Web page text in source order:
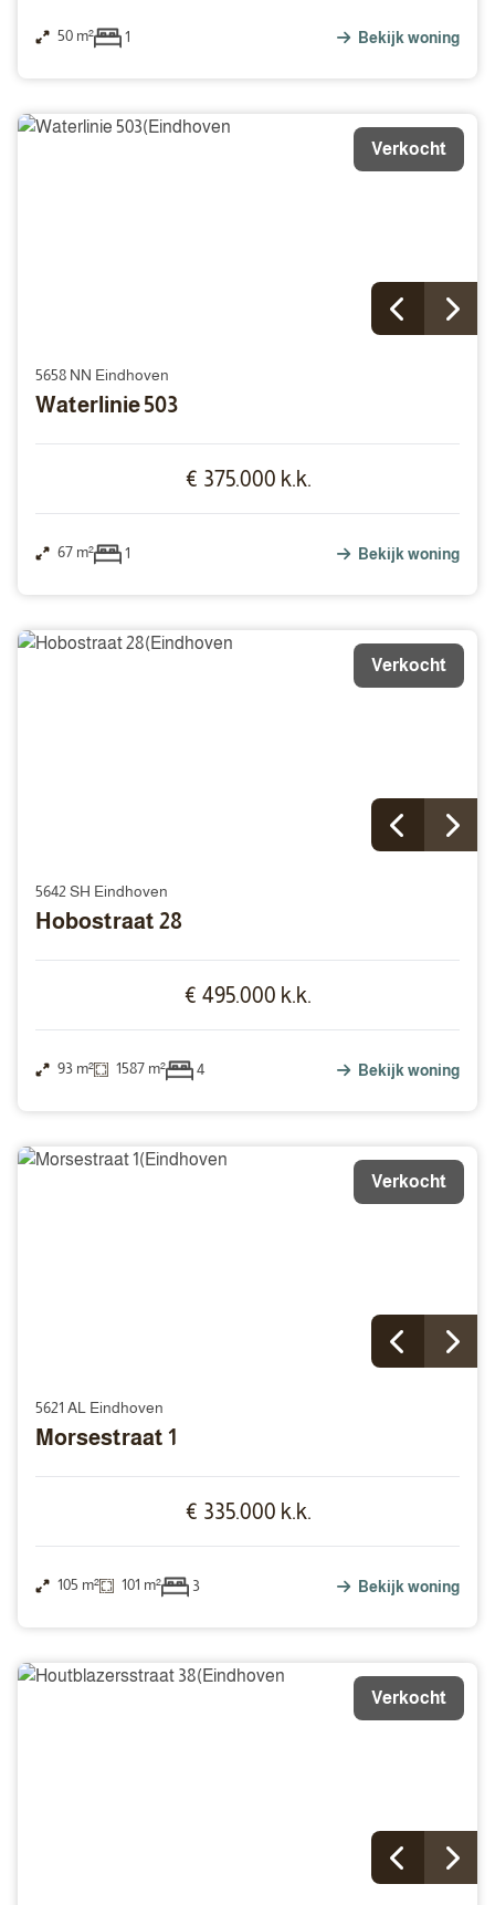
50 m² 1 Bekijk woning
Verkocht
5658 NN Eindhoven
Waterlinie 503
€ 375.000 k.k.
67 m² 1 Bekijk woning
Verkocht
5642 SH Eindhoven
Hobostraat 28
€ 495.000 k.k.
93 m² 1587 m² 4 Bekijk woning
Verkocht
5621 AL Eindhoven
Morsestraat 1
€ 335.000 k.k.
105 m² 101 m² 3 Bekijk woning
Verkocht